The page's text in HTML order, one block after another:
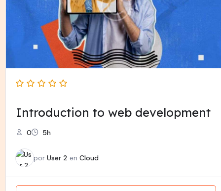
Introduction to web development
0 5h
porUser 2 enCloud